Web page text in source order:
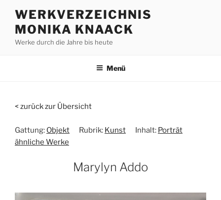
Inhalt
springen
WERKVERZEICHNIS
MONIKA KNAACK
Werke durch die Jahre bis heute
Menü
< zurück zur Übersicht
Gattung: Objekt Rubrik: Kunst Inhalt: Porträt
ähnliche Werke
Marylyn Addo